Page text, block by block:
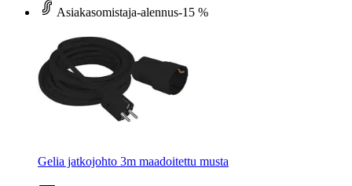
Asiakasomistaja-alennus-15 %
Gelia jatkojohto 3m maadoitettu musta